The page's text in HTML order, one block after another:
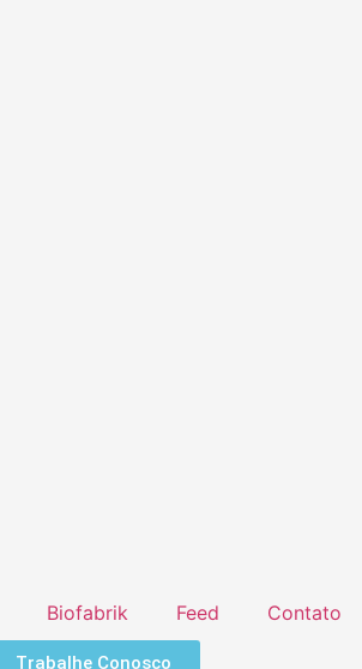
Biofabrik Feed Contato
Trabalhe Conosco